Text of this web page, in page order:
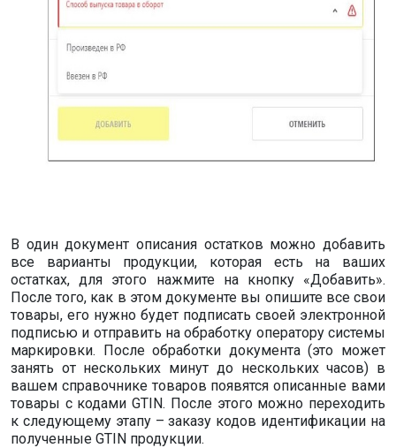
В один документ описания остатков можно добавить
все варианты продукции, которая есть на ваших
остатках, для этого нажмите на кнопку «Добавить».
После того, как в этом документе вы опишите все свои
товары, его нужно будет подписать своей электронной
подписью и отправить на обработку оператору системы
маркировки. После обработки документа (это может
занять от нескольких минут до нескольких часов) в
вашем справочнике товаров появятся описанные вами
товары с кодами GTIN. После этого можно переходить
к следующему этапу – заказу кодов идентификации на
полученные GTIN продукции.